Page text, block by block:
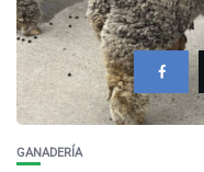
GANADERÍA